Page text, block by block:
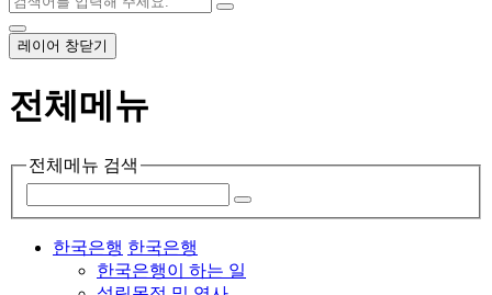
레이어 창닫기
전체메뉴
전체메뉴 검색
한국은행 한국은행
한국은행이 하는 일